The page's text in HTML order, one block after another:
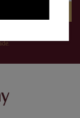
da Mahogany e